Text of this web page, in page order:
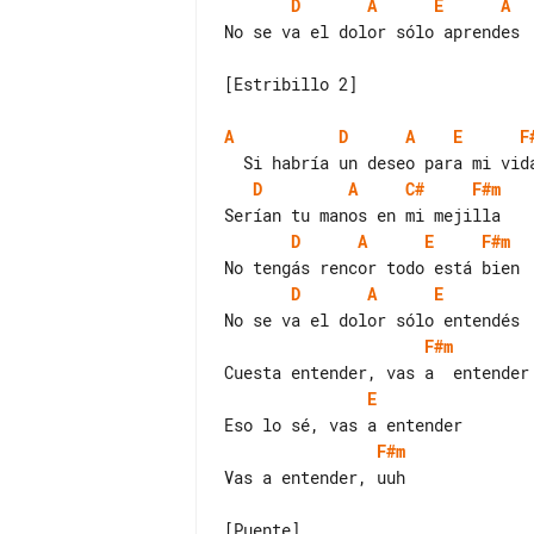
D A E
A
No se va el dolor sólo aprendes
[Estribillo 2]
A D A E
D A C#
F#m
D
A E
F#m
D
A
E
F#m
E
F#m
Vas a entender, uuh